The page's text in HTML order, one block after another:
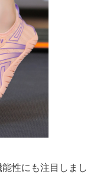
性にも注目しまし